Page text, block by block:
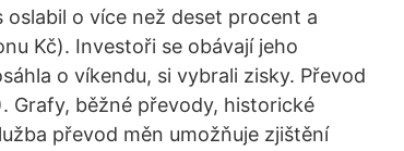
o více než deset procent a
Kč). Investoři se obávají jeho
o víkendu, si vybrali zisky. Převod
Grafy, běžné převody, historické
převod měn umožňuje zjištění